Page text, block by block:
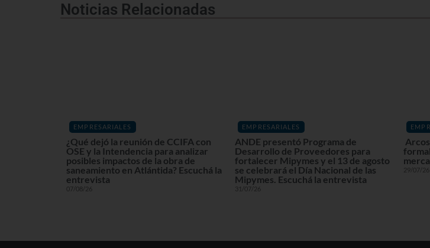
Noticias Relacionadas
EMPRESARIALES
¿Qué dejó la reunión de CCIFA con
OSE y la Intendencia para analizar
posibles impactos de la obra de
saneamiento en Atlántida? Escuchá la
entrevista
07/08/26
EMPRESARIALES
ANDE presentó Programa de
Desarrollo de Proveedores para
fortalecer Mipymes y el 13 de agosto
se celebrará el Día Nacional de las
Mipymes. Escuchá la entrevista
31/07/26
29/07/26